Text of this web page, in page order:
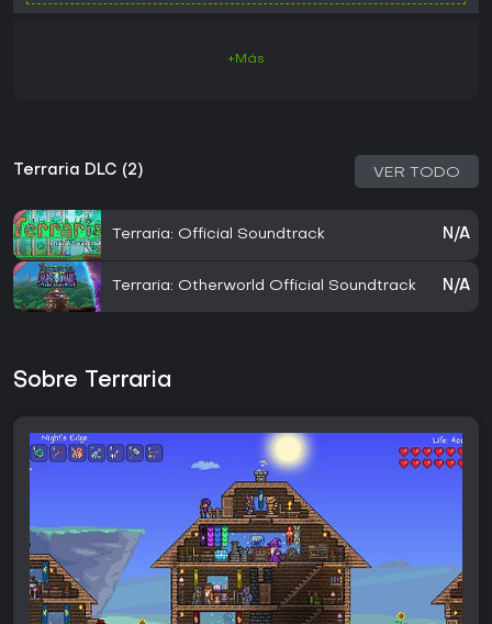
+Más
Terraria DLC (2) VER TODO
Terraria: Official Soundtrack N/A
Terraria: Otherworld Official Soundtrack N/A
Sobre Terraria